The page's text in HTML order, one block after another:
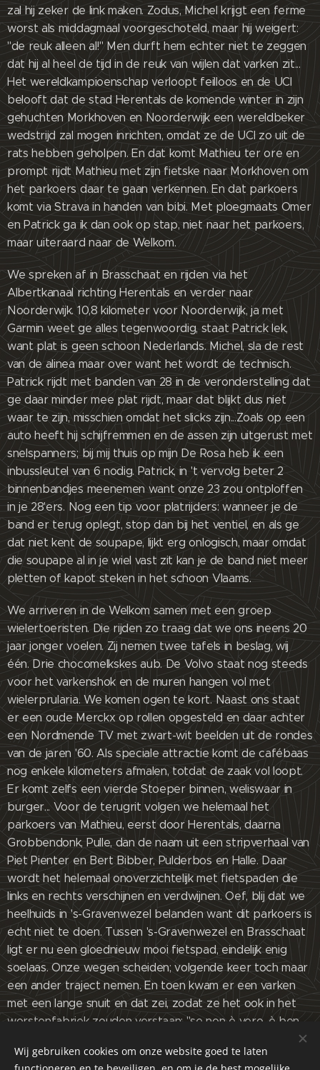
zal hij zeker de link maken. Zodus, Michel krijgt een ferme
worst als middagmaal voorgeschoteld, maar hij weigert:
"de reuk alleen al!" Men durft hem echter niet te zeggen
dat hij al heel de tijd in de reuk van wijlen dat varken zit...
Het wereldkampioenschap verloopt feilloos en de UCI
belooft dat de stad Herentals de komende winter in zijn
gehuchten Morkhoven en Noorderwijk een wereldbeker
wedstrijd zal mogen inrichten, omdat ze de UCI zo uit de
rats hebben geholpen. En dat komt Mathieu ter ore en
prompt rijdt Mathieu met zijn fietske naar Morkhoven om
het parkoers daar te gaan verkennen. En dat parkoers
komt via Strava in handen van bibi. Met ploegmaats Omer
en Patrick ga ik dan ook op stap, niet naar het parkoers,
maar uiteraard naar de Welkom.
We spreken af in Brasschaat en rijden via het
Albertkanaal richting Herentals en verder naar
Noorderwijk. 10,8 kilometer voor Noorderwijk, ja met
Garmin weet ge alles tegenwoordig, staat Patrick lek,
want plat is geen schoon Nederlands. Michel, sla de rest
van de alinea maar over want het wordt de technisch.
Patrick rijdt met banden van 28 in de veronderstelling dat
ge daar minder mee plat rijdt, maar dat blijkt dus niet
waar te zijn, misschien omdat het slicks zijn...Zoals op een
auto heeft hij schijfremmen en de assen zijn uitgerust met
snelspanners; bij mij thuis op mijn De Rosa heb ik een
inbussleutel van 6 nodig. Patrick, in 't vervolg beter 2
binnenbandjes meenemen want onze 23 zou ontploffen
in je 28'ers. Nog een tip voor platrijders: wanneer je de
band er terug oplegt, stop dan bij het ventiel, en als ge
dat niet kent de soupape, lijkt erg onlogisch, maar omdat
die soupape al in je wiel vast zit kan je de band niet meer
pletten of kapot steken in het schoon Vlaams.
We arriveren in de Welkom samen met een groep
wielertoeristen. Die rijden zo traag dat we ons ineens 20
jaar jonger voelen. Zij nemen twee tafels in beslag, wij
één. Drie chocomelkskes aub. De Volvo staat nog steeds
voor het varkenshok en de muren hangen vol met
wielerprularia. We komen ogen te kort. Naast ons staat
er een oude Merckx op rollen opgesteld en daar achter
een Nordmende TV met zwart-wit beelden uit de rondes
van de jaren '60. Als speciale attractie komt de cafébaas
nog enkele kilometers afmalen, totdat de zaak vol loopt.
Er komt zelfs een vierde Stoeper binnen, weliswaar in
burger... Voor de terugrit volgen we helemaal het
parkoers van Mathieu, eerst door Herentals, daarna
Grobbendonk, Pulle, dan de naam uit een stripverhaal van
Piet Pienter en Bert Bibber, Pulderbos en Halle. Daar
wordt het helemaal onoverzichtelijk met fietspaden die
links en rechts verschijnen en verdwijnen. Oef, blij dat we
heelhuids in 's-Gravenwezel belanden want dit parkoers is
echt niet te doen. Tussen 's-Gravenwezel en Brasschaat
ligt er nu een gloednieuw mooi fietspad, eindelijk enig
soelaas. Onze wegen scheiden; volgende keer toch maar
een ander traject nemen. En toen kwam er een varken
met een lange snuit en dat zei, zodat ze het ook in het
worstenfabriek zouden verstaan: "se non è vero, è ben
trovato." Guy 5 februari 2022. 96 km, 25 gemiddeld, 6°C.
Wij gebruiken cookies om onze website goed te laten